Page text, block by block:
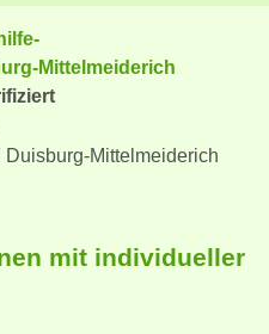
Mittelmeiderich
Duisburg-Mittelmeiderich
mit individueller